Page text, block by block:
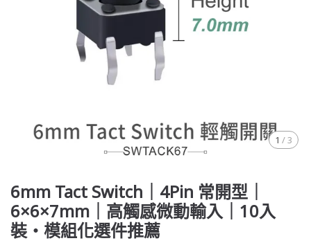
1 /3
6mm Tact Switch｜4Pin 常開型｜
6×6×7mm｜高觸感微動輸入｜10入
裝・模組化選件推薦